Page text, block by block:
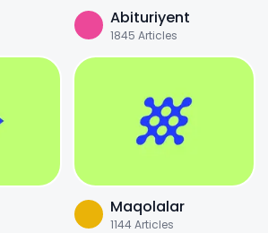
Abituriyent
1845 Articles
Maqolalar
1144Articles